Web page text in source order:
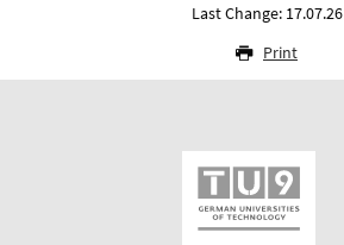
Last Change: 17.07.26
Print